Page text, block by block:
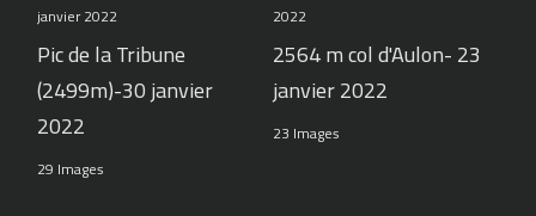
Pic de la Tribune
(2499m)-30 janvier
2022
29 Images
2564 m col d'Aulon- 23
janvier 2022
23 Images